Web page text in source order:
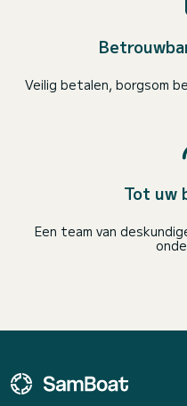
Veilig betalen, borgsom
Tot uw
Een team van